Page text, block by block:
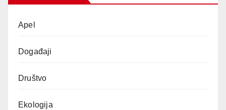
Apel
Događaji
Društvo
Ekologija